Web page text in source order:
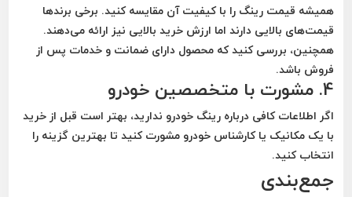
همیشه قیمت رینگ را با کیفیت آن مقایسه کنید. برخی برندها
قیمت‌های بالایی دارند اما ارزش خرید بالایی نیز ارائه می‌دهند.
همچنین، بررسی کنید که محصول دارای ضمانت و خدمات پس از
فروش باشد.
4. مشورت با متخصصین خودرو
اگر اطلاعات کافی درباره رینگ خودرو ندارید، بهتر است قبل از خرید
با یک مکانیک یا کارشناس خودرو مشورت کنید تا بهترین گزینه را
انتخاب کنید.
جمع‌بندی